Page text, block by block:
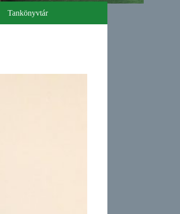
Tankönyvtár